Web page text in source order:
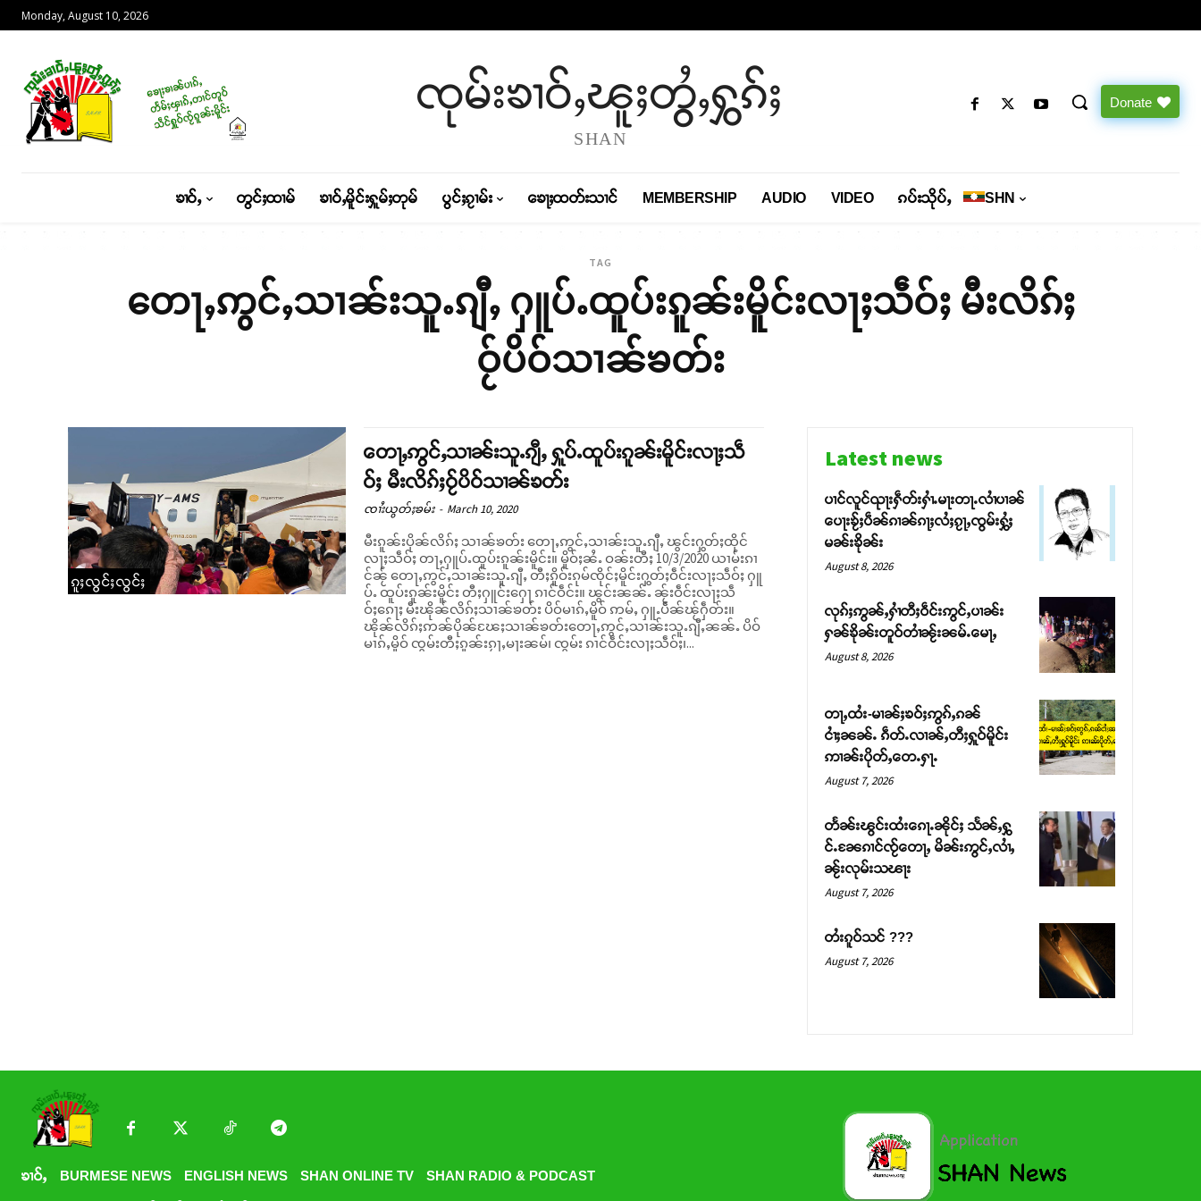
Monday, August 10, 2026
ၸုမ်းၶၢဝ်ႇၽူႈတွႆႇႁွၵ်ႈ
SHAN
Donate
ၶၢဝ်ႇ တွင်ႈထၢမ် ၶၢဝ်ႇမိူင်းႁူမ်ႈတုမ် ပွင်ႈၵႂၢမ်း ၶေႃႈထတ်းသၢင် MEMBERSHIP AUDIO VIDEO ၵပ်းသိုပ်ႇ SHN
TAG
တေႃႇဢွင်ႇသၢၼ်းသူႉၵျီႇ ႁူပ်ႉထူပ်းၵူၼ်းမိူင်းလႃႈသဵဝ်ႈ မီးလိၵ်ႈ
ဝႂ်ပိဝ်သၢၼ်ၶတ်း
ၵူႈလွင်ႈလွင်ႈ
တေႃႇဢွင်ႇသၢၼ်းသူႉၵျီႇ ႁူပ်ႉထူပ်းၵူၼ်းမိူင်းလႃႈသဵ
ဝ်ႈ မီးလိၵ်ႈဝႂ်ပိဝ်သၢၼ်ၶတ်း
ၸၢႆးယွတ်ႈၶမ်း - March 10, 2020
မီးၵူၼ်းပိုၼ်လိၵ်ႈ သၢၼ်ၶတ်း တေႃႇဢွင်ႇသၢၼ်းသူႉၵျီႇ ၽွင်းႁွတ်ႈထိုင်
လႃႈသဵဝ်ႈ တႃႇႁူပ်ႉထူပ်းၵူၼ်းမိူင်း။ မိူဝ်ႈၼႆႉ ဝၼ်းတီႈ 10/3/2020 ယၢမ်းၵၢ
င်ၼႂ် တေႃႇဢွင်ႇသၢၼ်းသူႉၵျီႇ တီႈၵိူဝ်းၵုမ်ၸိုင်ႈမိူင်းႁွတ်ႈဝဵင်းလႃႈသဵဝ်ႈ ႁူ
ပ်ႉ ထူပ်းၵူၼ်းမိူင်း တီႈႁူင်းႁေႃ ၵၢင်ဝဵင်း။ ၽွင်းၼၼ်ႉ ၼႂ်းဝဵင်းလႃႈသဵ
ဝ်ႈၵေႃႈ မီးၽိုၼ်လိၵ်ႈသၢၼ်ၶတ်း ပိဝ်မၢၵ်ႇမိူဝ် ဢမ်ႇ ႁူႉပဵၼ်ၽႂ်ႁဵတ်း။
ၽိုၼ်လိၵ်ႈဢၼ်ပိုၼ်ၽႄႈသၢၼ်ၶတ်းတေႃႇဢွင်ႇသၢၼ်းသူႉၵျီႇၼၼ်ႉ ပိဝ်
မၢၵ်ႇမိူဝ် ၸွမ်းတီႈၵူၼ်းၵႂႃႇမႃးၼမ်၊ ၸွမ်း ၵၢင်ဝဵင်းလႃႈသဵဝ်ႈ၊...
Latest news
ပၢင်လူင်ၺႃးႁဵတ်းႁၢႆႉမႃးတႃႉလၢႆပၢၼ် ​​
ပေႃးၶႂ်ႈပဵၼ်ၵၢၼ်ၵႃႈလႆႈၵႂႃႇၸွမ်းႁွႆႈ
မၼ်းၶိုၼ်း
August 8, 2026
လုၵ်ႈဢွၼ်ႇႁၢႆတီႈဝဵင်းဢွင်ႇပၢၼ်း
ႁၼ်ၶိုၼ်းတူဝ်တၢႆၼႂ်းၼမ်ႉမေႃႇ
August 8, 2026
တႃႇထႆး-မၢၼ်ႈၶဝ်ႈဢွၵ်ႇၵၼ်
ငၢႆႈၼၼ်ႉ ၵဵတ်ႉလၢၼ်ႇတီႈႁူဝ်မိူင်း
ဢၢၼ်းပိုတ်ႇတေႉႁႃႉ
August 7, 2026
တႅၼ်းၽွင်းထႆးၵေႃႉၼိုင်ႈ သႅၼ်ႇႁွ
င်ႉၼႄၵၢင်ၸႂ်တေႃႇ မိၼ်းဢွင်ႇလၢႆႇ
ၼႂ်းလုမ်းသၽႃး
August 7, 2026
တႆးၵူဝ်သင် ???
August 7, 2026
ၶၢဝ်ႇ BURMESE NEWS ENGLISH NEWS SHAN ONLINE TV SHAN RADIO & PODCAST